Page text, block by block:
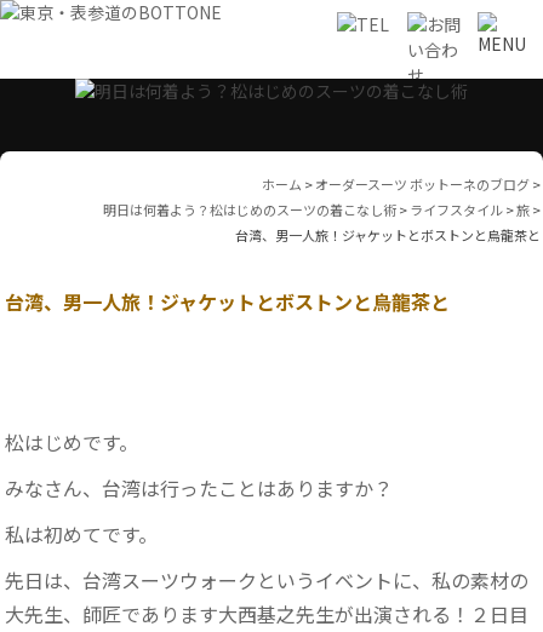
ホーム >オーダースーツ ボットーネのブログ>
明日は何着よう？松はじめのスーツの着こなし術>ライフスタイル>旅>
台湾、男一人旅！ジャケットとボストンと烏龍茶と
台湾、男一人旅！ジャケットとボストンと烏龍茶と
松はじめです。
みなさん、台湾は行ったことはありますか？
私は初めてです。
先日は、台湾スーツウォークというイベントに、私の素材の
大先生、師匠であります大西基之先生が出演される！２日目